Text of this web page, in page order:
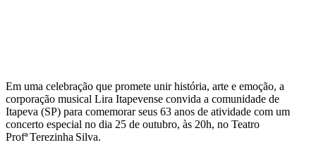
Em uma celebração que promete unir história, arte e emoção, a
corporação musical Lira Itapevense convida a comunidade de
Itapeva (SP) para comemorar seus 63 anos de atividade com um
concerto especial no dia 25 de outubro, às 20h, no Teatro
Profª Terezinha Silva.